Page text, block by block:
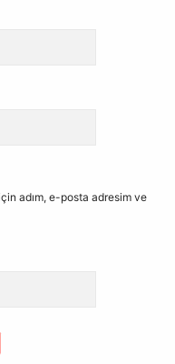
adım, e-posta adresim ve